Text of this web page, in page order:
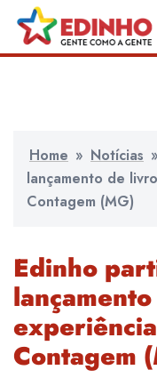
para
o
Home » Notícias »
lançamento de
Contagem (MG)
Edinho
Contagem